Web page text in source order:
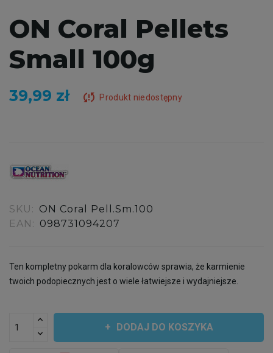
ON Coral Pellets
Small 100g
39,99 zł sync_problem Produkt niedostępny
SKU: ON Coral Pell.Sm.100
EAN: 098731094207
Ten kompletny pokarm dla koralowców sprawia, że karmienie
twoich podopiecznych jest o wiele łatwiejsze i wydajniejsze.
DODAJ DO KOSZYKA